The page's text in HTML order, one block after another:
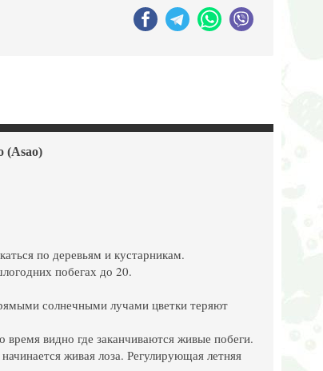
(Asao)
по деревьям и кустарникам.
побегах до 20.
солнечными лучами цветки теряют
время видно где заканчиваются живые побеги.
живая лоза. Регулирующая летняя